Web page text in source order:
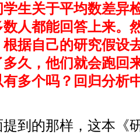
生关于平均数差异
人都能回答上来。
据自己的研究假设
久，他们就会跑回
多个吗？回归分析
的那样，这本《